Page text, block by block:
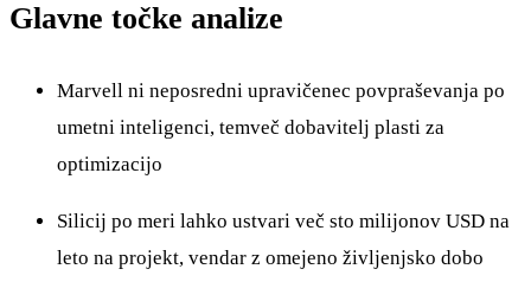
Glavne točke analize
Marvell ni neposredni upravičenec povpraševanja po
umetni inteligenci, temveč dobavitelj plasti za
optimizacijo
Silicij po meri lahko ustvari več sto milijonov USD na
leto na projekt, vendar z omejeno življenjsko dobo